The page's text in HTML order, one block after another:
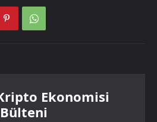
Ekonomisi
Bülteni